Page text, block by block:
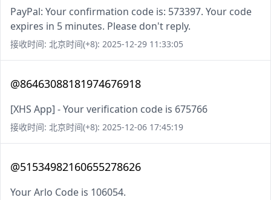
PayPal: Your confirmation code is: 573397. Your code
expires in 5 minutes. Please don't reply.
接收时间: 北京时间(+8): 2025-12-29 11:33:05
@86463088181974676918
[XHS App] - Your verification code is 675766
接收时间: 北京时间(+8): 2025-12-06 17:45:19
@51534982160655278626
Your Arlo Code is 106054.